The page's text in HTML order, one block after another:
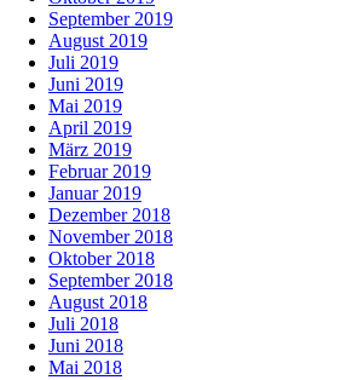
September 2019
August 2019
Juli 2019
Juni 2019
Mai 2019
April 2019
März 2019
Februar 2019
Januar 2019
Dezember 2018
November 2018
Oktober 2018
September 2018
August 2018
Juli 2018
Juni 2018
Mai 2018